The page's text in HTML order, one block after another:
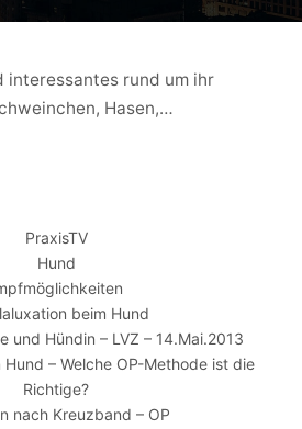
interessantes rund um ihr
Hasen,…
PraxisTV
Hund
beim Hund
und Hündin – LVZ – 14.Mai.2013
– Welche OP-Methode ist die
Richtige?
nach Kreuzband – OP